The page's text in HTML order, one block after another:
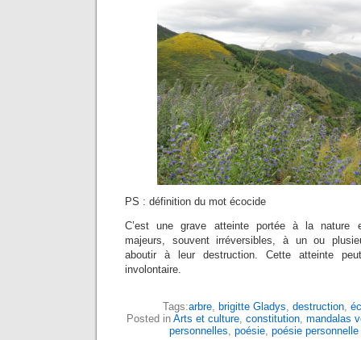
PS : définition du mot écocide
C’est une grave atteinte portée à la nature
majeurs, souvent irréversibles, à un ou
aboutir à leur destruction. Cette atteinte
involontaire.
Tags:arbre brigitte Gladys destruction
Posted in Arts et culture, constitution, mandalas
personnelles poésie poésie personnelle